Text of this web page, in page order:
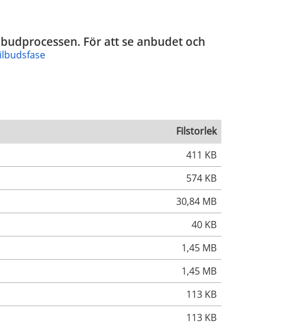
För att se anbudet och
Filstorlek
411 KB
574 KB
30,84 MB
40 KB
1,45 MB
1,45 MB
113 KB
113 KB